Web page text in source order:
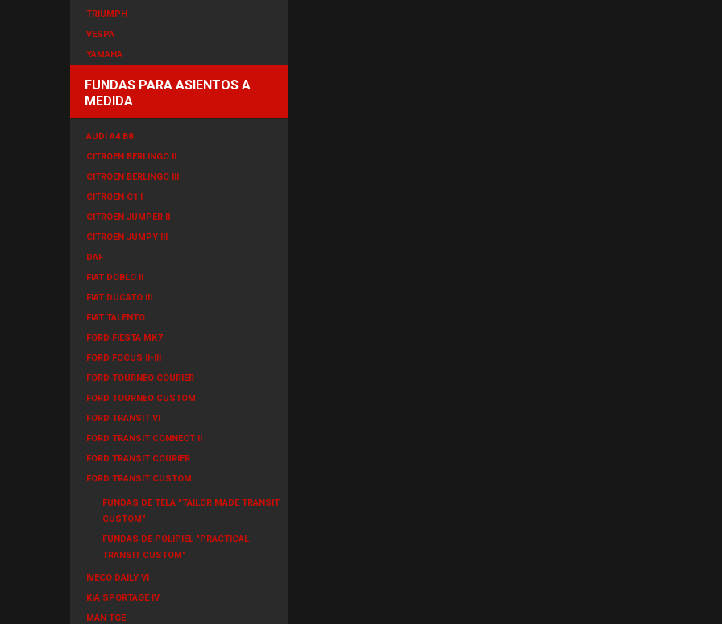
TRIUMPH
VESPA
YAMAHA
FUNDAS PARA ASIENTOS A
MEDIDA
AUDI A4 B8
CITROEN BERLINGO II
CITROEN BERLINGO III
CITROEN C1 I
CITROEN JUMPER II
CITROEN JUMPY III
DAF
FIAT DOBLO II
FIAT DUCATO III
FIAT TALENTO
FORD FIESTA MK7
FORD FOCUS II-III
FORD TOURNEO COURIER
FORD TOURNEO CUSTOM
FORD TRANSIT VI
FORD TRANSIT CONNECT II
FORD TRANSIT COURIER
FORD TRANSIT CUSTOM
FUNDAS DE TELA "TAILOR MADE TRANSIT
CUSTOM"
FUNDAS DE POLIPIEL "PRACTICAL
TRANSIT CUSTOM"
IVECO DAILY VI
KIA SPORTAGE IV
MAN TGE